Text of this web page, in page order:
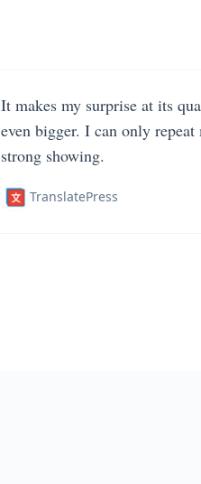
It makes my surprise at its
even bigger. I can only
strong showing.
TranslatePress